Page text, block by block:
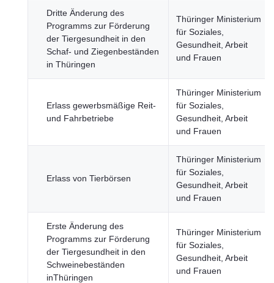
Dritte Änderung des
Programms zur Förderung
der Tiergesundheit in den
Schaf- und Ziegenbeständen
in Thüringen
Thüringer Ministerium
für Soziales,
Gesundheit, Arbeit
und Frauen
Erlass gewerbsmäßige Reit-
und Fahrbetriebe
Thüringer Ministerium
für Soziales,
Gesundheit, Arbeit
und Frauen
Erlass von Tierbörsen
Thüringer Ministerium
für Soziales,
Gesundheit, Arbeit
und Frauen
Erste Änderung des
Programms zur Förderung
der Tiergesundheit in den
Schweinebeständen
inThüringen
Thüringer Ministerium
für Soziales,
Gesundheit, Arbeit
und Frauen